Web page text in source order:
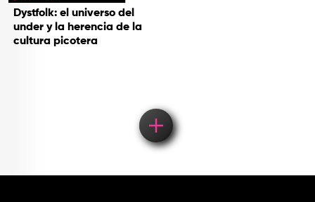
Dystfolk: el universo del
under y la herencia de la
cultura picotera